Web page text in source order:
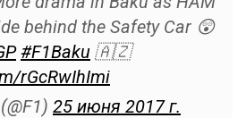
behind the Safety Car 😲
#F1Baku 🇦🇿
rGcRwIhImi
25 июня 2017 г.